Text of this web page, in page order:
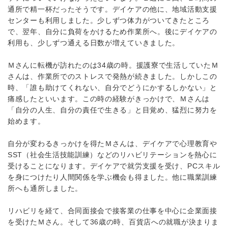
通所で精一杯だったそうです。デイケアの他に、地域活動支援
センターも利用しました。少しずつ体力がついてきたところ
で、翌年、自分に負荷をかけるため作業所へ。後にデイケアの
利用も、少しずつ通える日数が増えていきました。
Ｍさんに転機が訪れたのは34歳の時。援護寮で生活していたＭ
さんは、作業所でのストレスで発熱が続きました。しかしこの
時、「誰も助けてくれない、自分でどうにかするしかない」と
痛感したといいます。この時の経験がきっかけで、Ｍさんは
「自分の人生、自分の責任で生きる」と目覚め、猛烈に努力を
始めます。
自分が変わるきっかけを得たＭさんは、デイケアで心理教育や
SST（社会生活技能訓練）などのリハビリテーションを熱心に
受けることになります。デイケアで就労支援を受け、PCスキル
を身につけたり人間関係を学ぶ機会も得ました。他に職業訓練
所へも通所しました。
リハビリを経て、合同面接会で接客業の仕事を中心に企業面接
を受けたＭさん。そして36歳の時、百貨店への就職が決まりま